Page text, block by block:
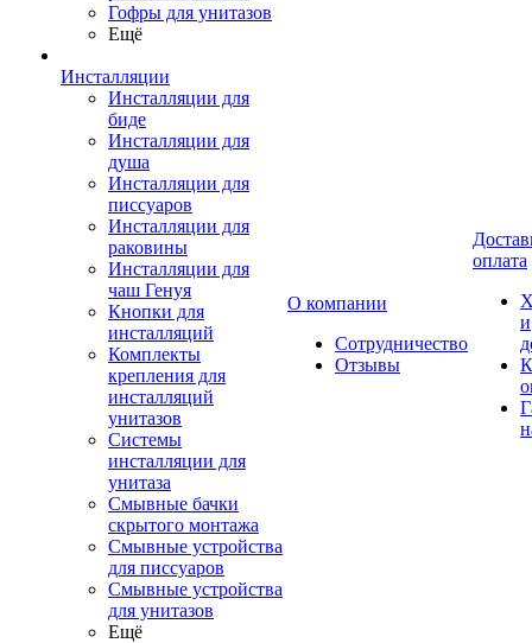
Гофры для унитазов
Ещё
Инсталляции
Инсталляции для
биде
Инсталляции для
душа
Инсталляции для
писсуаров
Инсталляции для
раковины
Инсталляции для
чаш Генуя
Кнопки для
инсталляций
Комплекты
крепления для
инсталляций
унитазов
Системы
инсталляции для
унитаза
Смывные бачки
скрытого монтажа
Смывные устройства
для писсуаров
Смывные устройства
для унитазов
Ещё
О компании
Сотрудничество
Отзывы
оплата
и